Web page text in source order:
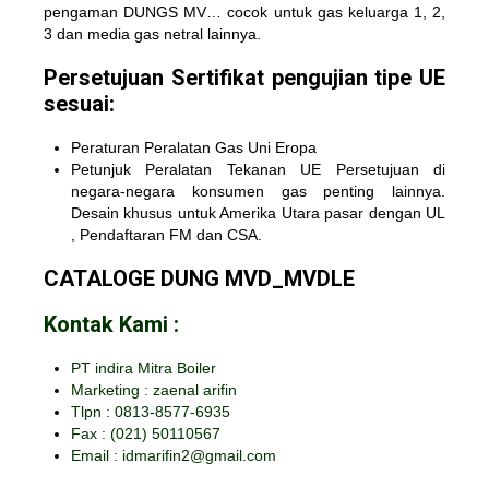
pengaman DUNGS MV… cocok untuk gas keluarga 1, 2,
3 dan media gas netral lainnya.
Persetujuan Sertifikat pengujian tipe UE
sesuai:
Peraturan Peralatan Gas Uni Eropa
Petunjuk Peralatan Tekanan UE Persetujuan di
negara-negara konsumen gas penting lainnya.
Desain khusus untuk Amerika Utara pasar dengan UL
, Pendaftaran FM dan CSA.
CATALOGE DUNG MVD_MVDLE
Kontak Kami :
PT indira Mitra Boiler
Marketing : zaenal arifin
Tlpn : 0813-8577-6935
Fax : (021) 50110567
Email : idmarifin2@gmail.com